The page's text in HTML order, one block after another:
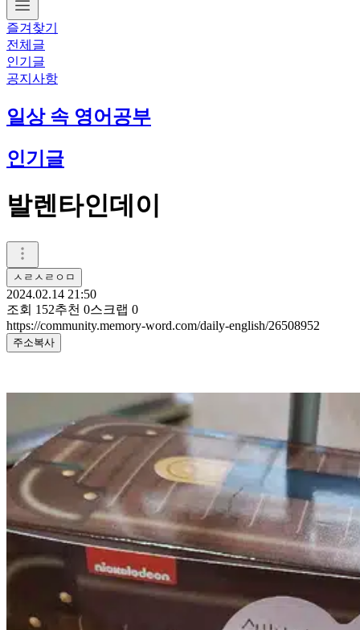
즐겨찾기
전체글
인기글
공지사항
일상 속 영어공부
인기글
발렌타인데이
ㅅㄹㅅㄹㅇㅁ
2024.02.14 21:50
조회 152추천 0스크랩 0
https://community.memory-word.com/daily-english/26508952
주소복사